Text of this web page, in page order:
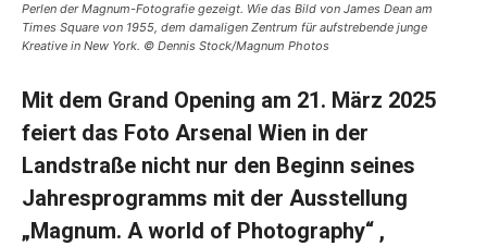
Perlen der Magnum-Fotografie gezeigt. Wie das Bild von James Dean am
Times Square von 1955, dem damaligen Zentrum für aufstrebende junge
Kreative in New York. © Dennis Stock/Magnum Photos
Mit dem Grand Opening am 21. März 2025
feiert das Foto Arsenal Wien in der
Landstraße nicht nur den Beginn seines
Jahresprogramms mit der Ausstellung
„Magnum. A world of Photography“ ,